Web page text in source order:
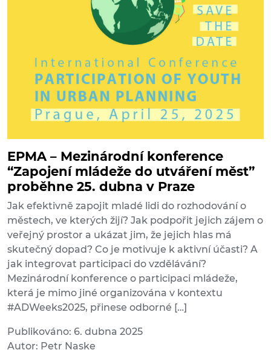
EPMA – Mezinárodní konference
“Zapojení mládeže do utváření měst”
proběhne 25. dubna v Praze
Jak efektivně zapojit mladé lidi do rozhodování o
městech, ve kterých žijí? Jak podpořit jejich zájem o
veřejný prostor a ukázat jim, že jejich hlas má
skutečný dopad? Co je motivuje k aktivní účasti? A
jak integrovat participaci do vzdělávání?
Mezinárodní konference o participaci mládeže,
která je mimo jiné organizována v kontextu
#ADWeeks2025, přinese odborné […]
Publikováno: 6. dubna 2025
Autor: Petr Naske